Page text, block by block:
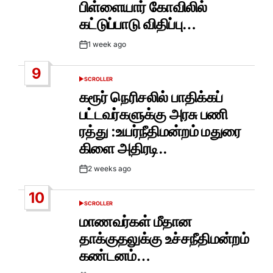
பிள்ளையார் கோவிலில்
கட்டுப்பாடு விதிப்பு…
Post1 week ago
9
POSTED
SCROLLER
கரூர் நெரிசலில் பாதிக்கப்
பட்டவர்களுக்கு அரசு பணி
ரத்து :உயர்நீதிமன்றம் மதுரை
கிளை அதிரடி..
Post2 weeks ago
10
POSTED
SCROLLER
மாணவர்கள் மீதான
தாக்குதலுக்கு உச்சநீதிமன்றம்
கண்டனம்…